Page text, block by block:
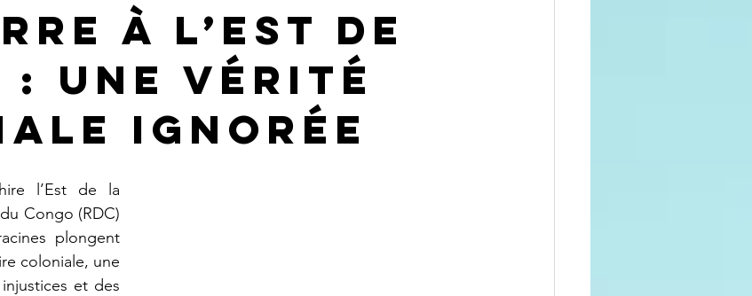
à l’Est de
: Une Vérité
Ignorée
Congo (RDC)
plongent
coloniale, une
et des